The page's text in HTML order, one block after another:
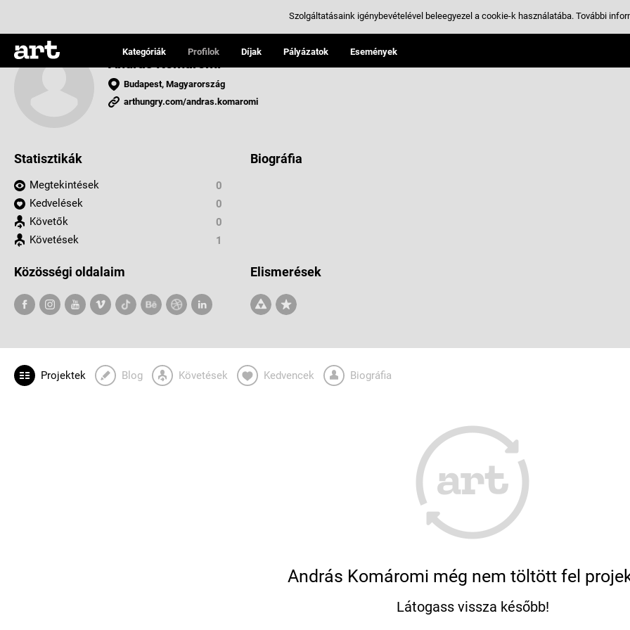
Kategóriák Profilok Díjak Pályázatok Események
András Komáromi
Budapest, Magyarország
arthungry.com/andras.komaromi
Statisztikák
Megtekintések
0
Kedvelések
0
Követők
0
Követések
1
Biográfia
Közösségi oldalaim Elismerések
Projektek Blog Követések Kedvencek Biográfia
András Komáromi még nem töltött fel
Látogass vissza később!
Szolgáltatásaink igénybevételével beleegyezel a cookie-k használatába. További